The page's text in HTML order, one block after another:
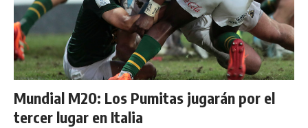
Mundial M20: Los Pumitas jugarán por el
tercer lugar en Italia